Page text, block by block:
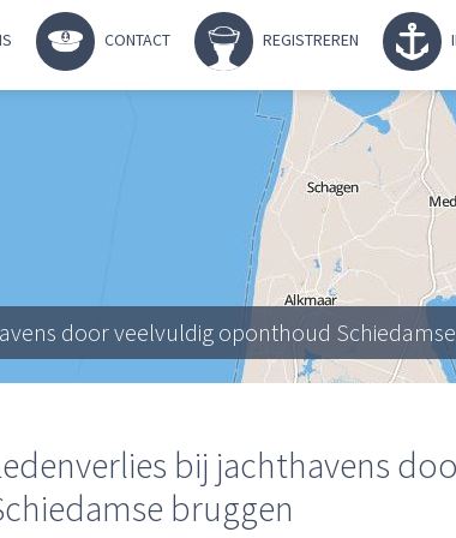
CONTACT REGISTREREN
door veelvuldig oponthoud
bij jachthavens
bruggen